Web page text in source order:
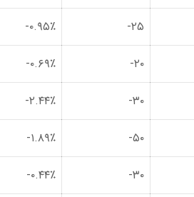
۲۵- ۰.۹۵٪-
۲۰- ۰.۶۹٪-
۳۰- ۲.۴۴٪-
۵۰- ۱.۸۹٪-
۳۰- ۰.۴۴٪-